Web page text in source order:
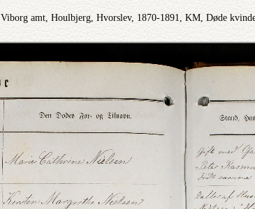
Viborg amt, Houlbjerg, Hvorslev, 1870-1891, KM, Døde